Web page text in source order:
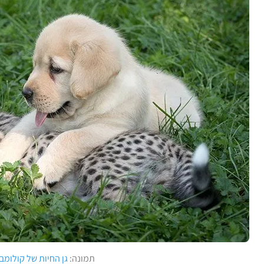
תמונה:גן החיות של